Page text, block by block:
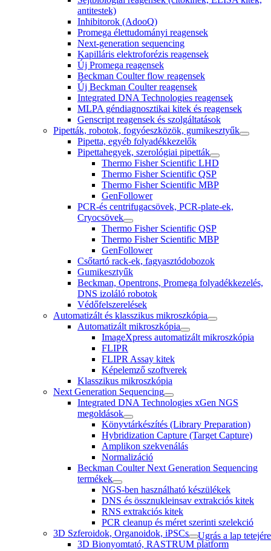
antitestek)
Inhibitorok (AdooQ)
Promega élettudományi reagensek
Next-generation sequencing
Kapilláris elektroforézis reagensek
Új Promega reagensek
Beckman Coulter flow reagensek
Új Beckman Coulter reagensek
Integrated DNA Technologies reagensek
MLPA géndiagnosztikai kitek és reagensek
Genscript reagensek és szolgáltatások
Pipetták, robotok, fogyóeszközök, gumikesztyűk
Pipetta, egyéb folyadékkezelők
Pipettahegyek, szerológiai pipetták
Thermo Fisher Scientific LHD
Thermo Fisher Scientific QSP
Thermo Fisher Scientific MBP
GenFollower
PCR-és centrifugacsövek, PCR-plate-ek,
Cryocsövek
Thermo Fisher Scientific QSP
Thermo Fisher Scientific MBP
GenFollower
Csőtartó rack-ek, fagyasztódobozok
Gumikesztyűk
Beckman, Opentrons, Promega folyadékkezelés,
DNS izoláló robotok
Védőfelszerelések
Automatizált és klasszikus mikroszkópia
Automatizált mikroszkópia
ImageXpress automatizált mikroszkópia
FLIPR
FLIPR Assay kitek
Képelemző szoftverek
Klasszikus mikroszkópia
Next Generation Sequencing
Integrated DNA Technologies xGen NGS
megoldások
Könyvtárkészítés (Library Preparation)
Hybridization Capture (Target Capture)
Amplikon szekvenálás
Normalizáció
Beckman Coulter Next Generation Sequencing
termékek
NGS-ben használható készülékek
DNS és össznukleinsav extrakciós kitek
RNS extrakciós kitek
PCR cleanup és méret szerinti szelekció
3D Szferoidok, Organoidok, iPSCs
3D Bionyomtató, RASTRUM platform
Ugrás a lap tetejére